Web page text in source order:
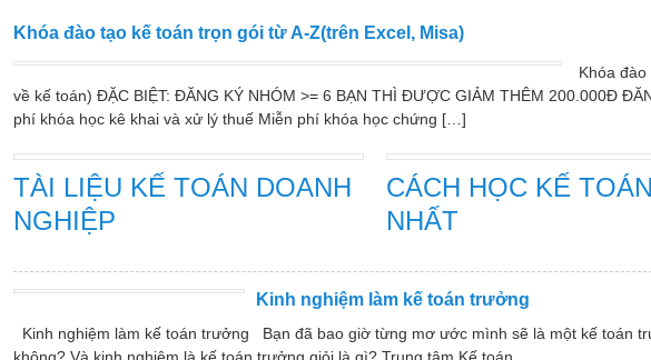
Khóa đào tạo kế toán trọn gói từ A-Z(trên Excel, Misa)
Khóa
về kế toán) ĐẶC BIỆT: ĐĂNG KÝ NHÓM >= 6 BẠN THÌ ĐƯỢC GIẢM THÊM 200.000Đ
phí khóa học kê khai và xử lý thuế Miễn phí khóa học chứng […]
TÀI LIỆU KẾ TOÁN DOANH
NGHIỆP
CÁCH HỌC KẾ
NHẤT
Kinh nghiệm làm kế toán trưởng
Kinh nghiệm làm kế toán trưởng Bạn đã bao giờ từng mơ ước mình sẽ là một kế toán